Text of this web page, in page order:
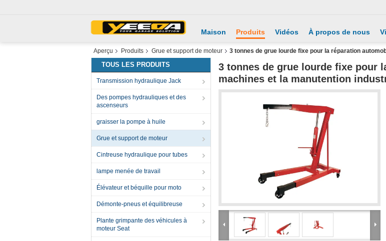
Maison Produits Vidéos À propos de nous
Aperçu Produits Grue et support de moteur 3 tonnes de grue lourde fixe pour la réparation
TOUS LES PRODUITS
Transmission hydraulique Jack
Des pompes hydrauliques et des
ascenseurs
graisser la pompe à huile
Grue et support de moteur
Cintreuse hydraulique pour tubes
lampe menée de travail
Élévateur et béquille pour moto
Démonte-pneus et équilibreuse
Plante grimpante des véhicules à
moteur Seat
3 tonnes de grue lourde fixe pour
machines et la manutention